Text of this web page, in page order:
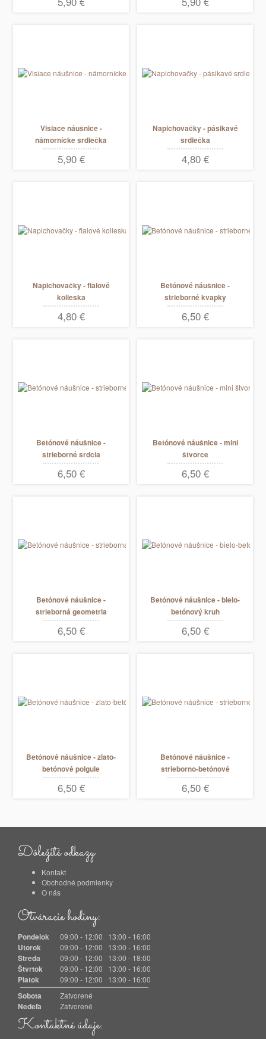
Visiace náušnice -
námornícke srdiečka
visiace
5,90 €
Napichovačky - pásikavé
srdiečka
4,80 €
Napichovačky - fialové
kolieska
4,80 €
Betónové náušnice -
strieborné kvapky
6,50 €
Betónové náušnice -
strieborné srdcia
6,50 €
Betónové náušnice - mini
štvorce
6,50 €
Betónové náušnice -
strieborná geometria
6,50 €
Betónové náušnice - bielo-
betónový kruh
6,50 €
Betónové náušnice - zlato-
betónové polgule
6,50 €
Betónové náušnice -
strieborno-betónové
polgule
6,50 €
Dôležité odkazy
Kontakt
Obchodné podmienky
O nás
Otváracie hodiny:
Pondelok 09:00 - 12:00 13:00 - 16:00
Utorok 09:00 - 12:00 13:00 - 16:00
Streda 09:00 - 12:00 13:00 - 18:00
Štvrtok 09:00 - 12:00 13:00 - 16:00
Piatok 09:00 - 12:00 13:00 - 16:00
Sobota Zatvorené
Nedeľa Zatvorené
Kontaktné údaje: